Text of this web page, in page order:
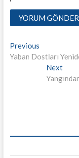
Yazı
dolaşımı
PreviousPrevious
post:
Yaban Dostları
NextNext
post: